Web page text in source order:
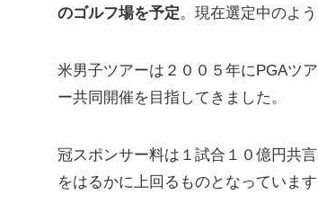
のゴルフ場を予定。現在選定中のよう
米男子ツアーは２００５年にPGAツ
ー共同開催を目指してきました。
冠スポンサー料は１試合１０億円共
をはるかに上回るものとなっています